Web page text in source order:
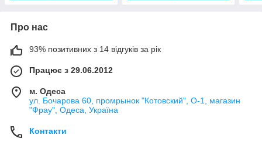
Про нас
93% позитивних з 14 відгуків за рік
Працює з 29.06.2012
м. Одеса
ул. Бочарова 60, промрынок "Котовский", О-1, магазин
"Фрау", Одеса, Україна
Контакти